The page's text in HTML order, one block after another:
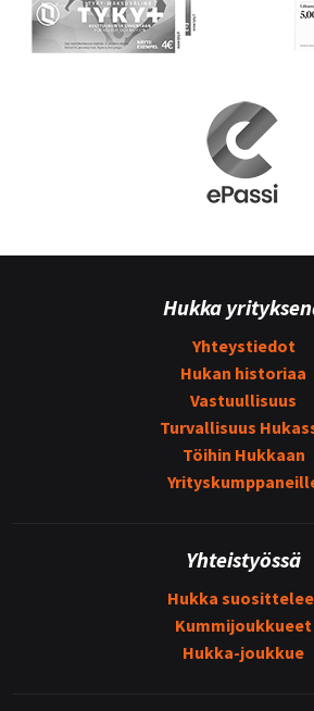
Hukka
Yhteystiedot
Hukan historiaa
Vastuullisuus
Turvallisuus
Töihin Hukkaan
Yhteistyössä
Hukka
Kummijoukkueet
Hukka-joukkue